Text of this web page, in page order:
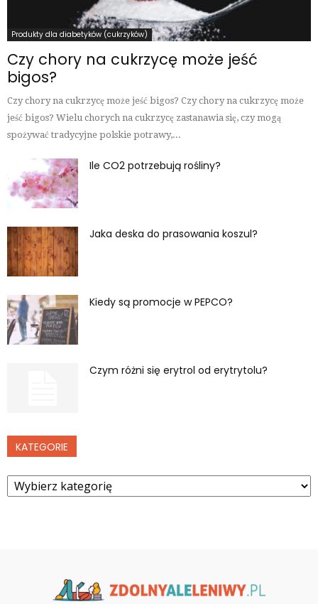
Produkty dla diabetyków (cukrzyków)
Czy chory na cukrzycę może jeść
bigos?
Czy chory na cukrzycę może jeść bigos? Czy chory na cukrzycę może
jeść bigos? Wielu chorych na cukrzycę zastanawia się, czy mogą
spożywać tradycyjne polskie potrawy,...
Ile CO2 potrzebują rośliny?
Jaka deska do prasowania koszul?
Kiedy są promocje w PEPCO?
Czym różni się erytrol od erytrytolu?
KATEGORIE
Kategorie